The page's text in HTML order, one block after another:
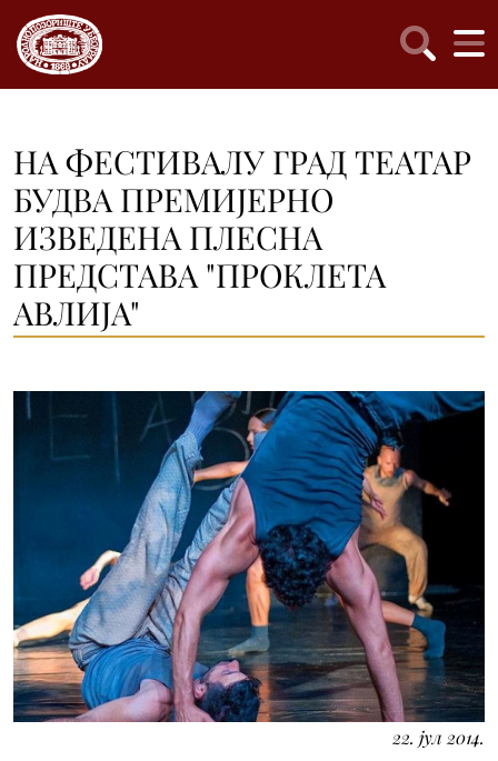
НА ФЕСТИВАЛУ ГРАД ТЕАТАР
БУДВА ПРЕМИЈЕРНО
ИЗВЕДЕНА ПЛЕСНА
ПРЕДСТАВА "ПРОКЛЕТА
АВЛИЈА"
22. јул 2014.